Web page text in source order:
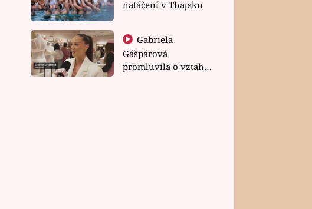
natáčení v Thajsku
Gabriela
Gášpárová
promluvila o vztahu